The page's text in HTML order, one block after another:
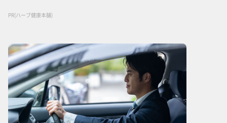
PR(ハーブ健康本舗)